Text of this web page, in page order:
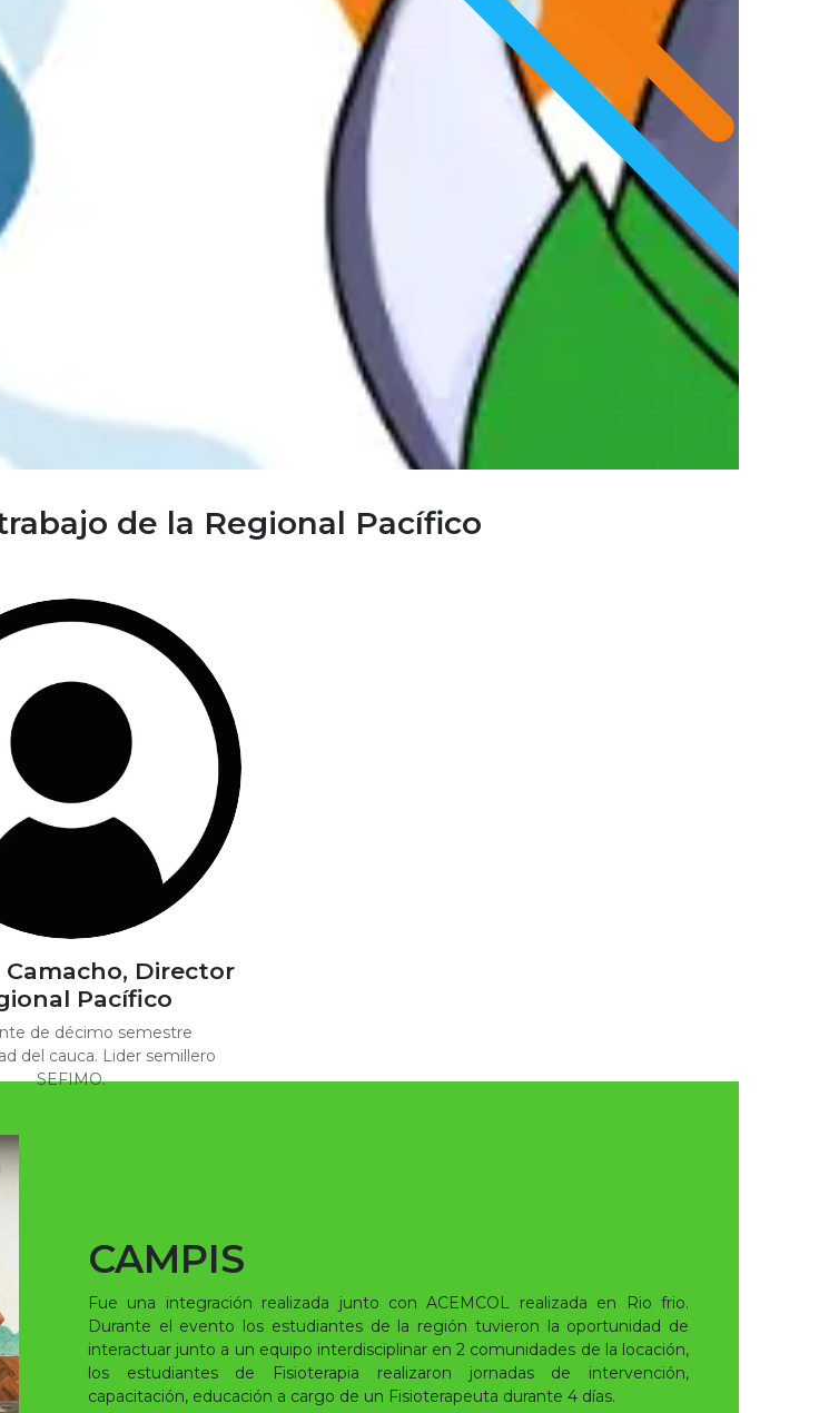
de la Regional Pacífico
Camacho, Director
Pacífico
de décimo semestre
del cauca. Lider semillero
SEFIMO.
CAMPIS
Fue una integración realizada junto con ACEMCOL realizada en Rio frio.
Durante el evento los estudiantes de la región tuvieron la oportunidad de
interactuar junto a un equipo interdisciplinar en 2 comunidades de la locación,
los estudiantes de Fisioterapia realizaron jornadas de intervención,
capacitación, educación a cargo de un Fisioterapeuta durante 4 días.